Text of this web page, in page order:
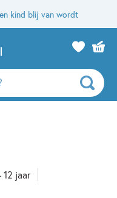
kind blij van wordt
12 jaar